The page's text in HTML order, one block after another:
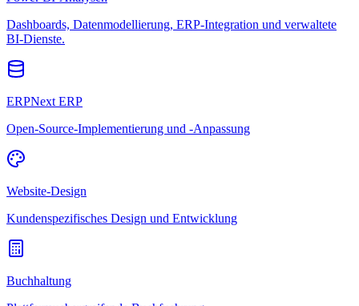
Dashboards, Datenmodellierung, ERP-Integration und verwaltete
BI-Dienste.
ERPNext ERP
Open-Source-Implementierung und -Anpassung
Website-Design
Kundenspezifisches Design und Entwicklung
Buchhaltung